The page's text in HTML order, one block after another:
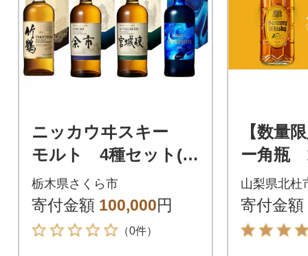
ニッカウヰスキー
モルト 4種セット(竹
鶴&余市&宮城峡&セ
ッション奏楽)
栃木県さくら市
寄付金額 100,000円
（0件）
【数量
ー角瓶
山梨県北杜
寄付金額